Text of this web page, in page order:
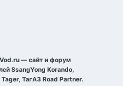
— сайт и форум
SsangYong Korando,
ТагАЗ Road Partner.